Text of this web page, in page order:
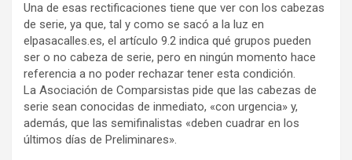
Una de esas rectificaciones tiene que ver con los cabezas
de serie, ya que, tal y como se sacó a la luz en
elpasacalles.es, el artículo 9.2 indica qué grupos pueden
ser o no cabeza de serie, pero en ningún momento hace
referencia a no poder rechazar tener esta condición.
La Asociación de Comparsistas pide que las cabezas de
serie sean conocidas de inmediato, «con urgencia» y,
además, que las semifinalistas «deben cuadrar en los
últimos días de Preliminares».